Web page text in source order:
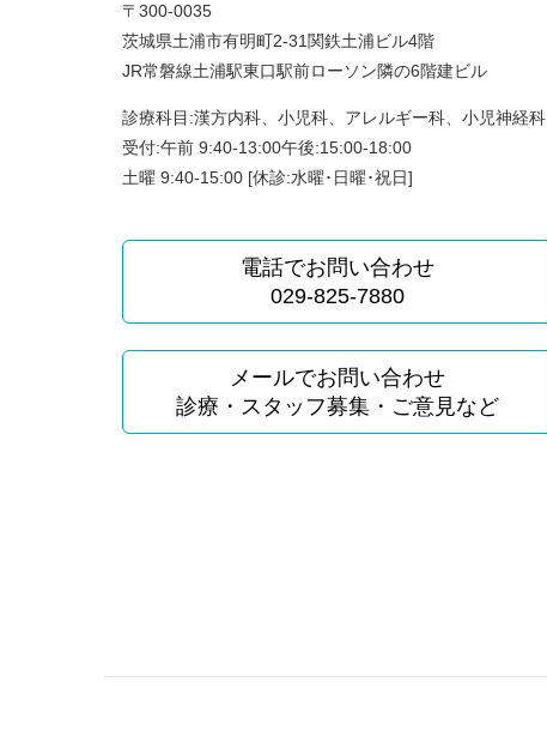
〒300-0035
茨城県土浦市有明町2-31関鉄土浦ビル4階
JR常磐線土浦駅東口駅前ローソン隣の6階建ビル
診療科目:漢方内科、小児科、アレルギー科、小児神経科
受付:午前 9:40-13:00午後:15:00-18:00
土曜 9:40-15:00 [休診:水曜･日曜･祝日]
電話でお問い合わせ
029-825-7880
メールでお問い合わせ
診療・スタッフ募集・ご意見など